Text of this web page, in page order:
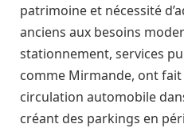
patrimoine et nécessité
anciens aux besoins
stationnement, services
comme Mirmande, ont fait
circulation automobile
créant des parkings en